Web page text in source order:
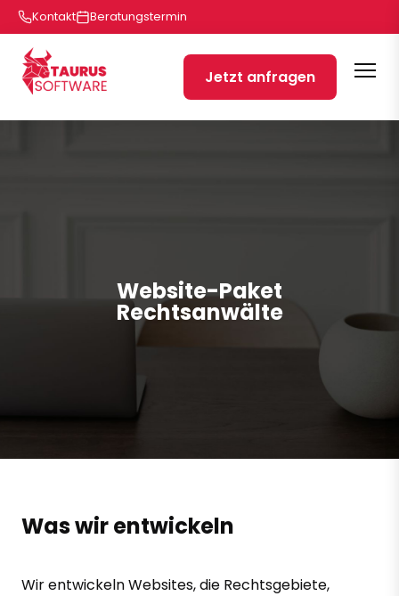
Kontakt Beratungstermin
Jetzt anfragen
Website-Paket
Rechtsanwälte
Was wir entwickeln
Wir entwickeln Websites, die Rechtsgebiete,